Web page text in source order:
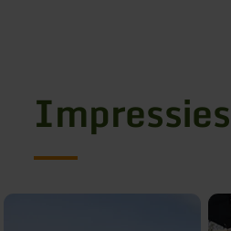
Impressies